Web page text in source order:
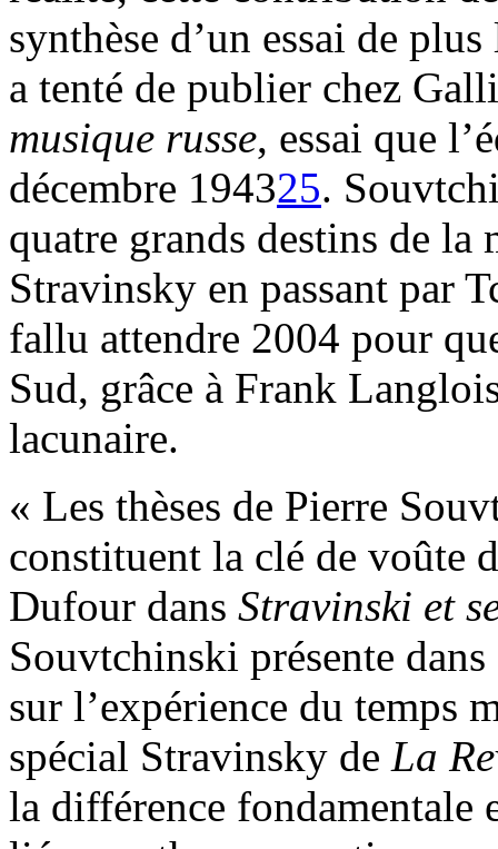
synthèse d’un essai de
a tenté de publier chez
musique russe, essai que
décembre 194325.
quatre grands destins de la
Stravinsky en passant par
fallu attendre 2004 pour
Sud, grâce à Frank
lacunaire.
« Les thèses de Pierre
constituent la clé de voûte
Dufour dans Stravinski et
Souvtchinski présente
sur l’expérience du temps
spécial Stravinsky de La
la différence fondamentale